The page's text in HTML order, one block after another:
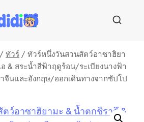
/ ทัวร์ / ทัวร์หนึ่งวันสวนสัตว์อาซาฮิยา
& สระน้ำสีฟ้าฤดูร้อน/ระเบียงนางฟ้า
นและอังกฤษ/ออกเดินทางจากซัปโป